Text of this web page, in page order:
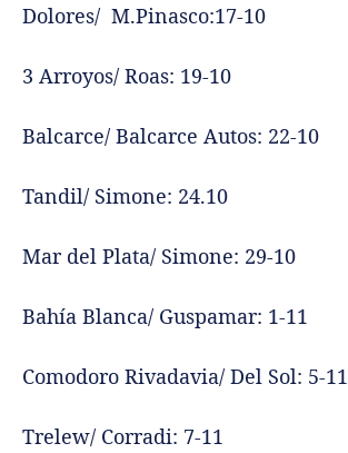
Dolores/ M.Pinasco:17-10
3 Arroyos/ Roas: 19-10
Balcarce/ Balcarce Autos: 22-10
Tandil/ Simone: 24.10
Mar del Plata/ Simone: 29-10
Bahía Blanca/ Guspamar: 1-11
Comodoro Rivadavia/ Del Sol: 5-11
Trelew/ Corradi: 7-11